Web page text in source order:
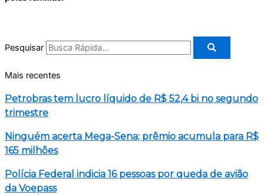
Pesquisar
Mais recentes
Petrobras tem lucro líquido de R$ 52,4 bi no segundo
trimestre
Ninguém acerta Mega-Sena; prêmio acumula para R$
165 milhões
Polícia Federal indicia 16 pessoas por queda de avião
da Voepass